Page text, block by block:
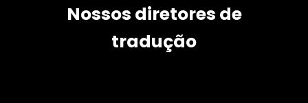
Nossos diretores de
tradução